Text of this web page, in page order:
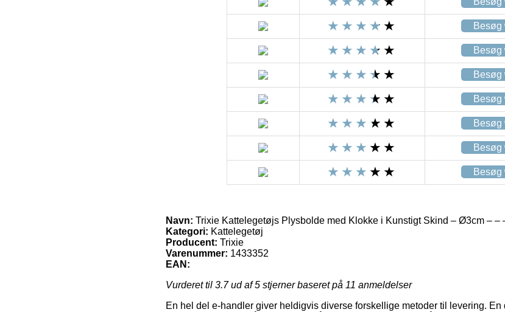
Besøg
Besøg
Besøg
Besøg
Besøg
Besøg
Besøg
Navn: Trixie Kattelegetøjs Plysbolde med Klokke i Kunstigt Skind – Ø3cm – –
Kategori: Kattelegetøj
Producent: Trixie
Varenummer: 1433352
EAN:
Vurderet til 3.7ud af 5 stjerner baseret på 11 anmeldelser
En hel del e-handler giver heldigvis diverse forskellige metoder til levering.